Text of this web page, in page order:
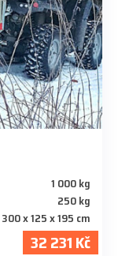
1 000 kg
250 kg
300 x 125 x 195 cm
32 231 Kč